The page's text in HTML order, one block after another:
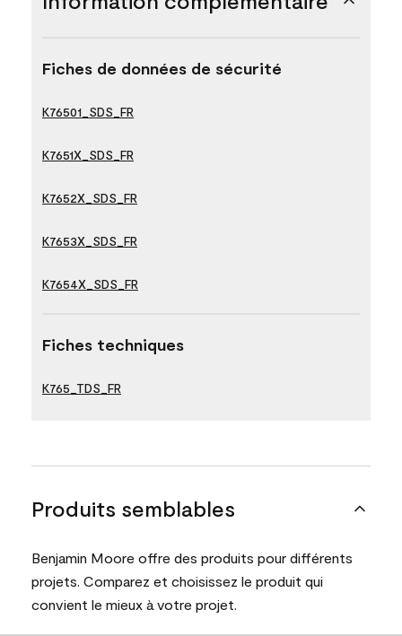
Fiches de données de sécurité
K76501_SDS_FR
K7651X_SDS_FR
K7652X_SDS_FR
K7653X_SDS_FR
K7654X_SDS_FR
Fiches techniques
K765_TDS_FR
Produits semblables
Benjamin Moore offre des produits pour différents
projets. Comparez et choisissez le produit qui
convient le mieux à votre projet.